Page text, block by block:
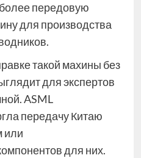
передовую
для производства
такой махины без
для экспертов
ASML
передачу Китаю
или
для них.